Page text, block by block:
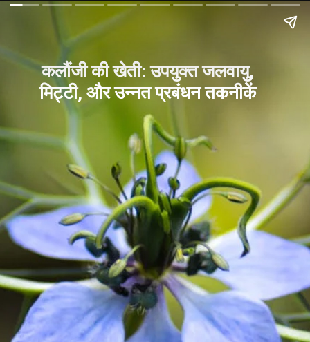
कलौंजी की खेती: उपयुक्त जलवायु,
मिट्टी, और उन्नत प्रबंधन तकनीकें